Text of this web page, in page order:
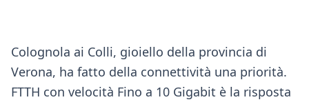
Colognola ai Colli, gioiello della provincia di
Verona, ha fatto della connettività una priorità.
FTTH con velocità Fino a 10 Gigabit è la risposta